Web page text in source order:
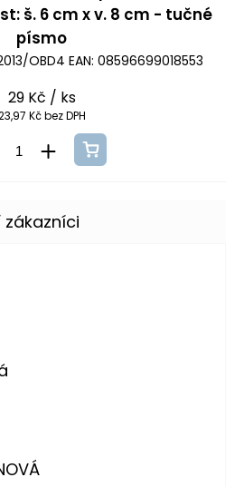
š. 6 cm x v. 8 cm - tučné
písmo
OBD4 EAN: 08596699018553
29 Kč / ks
Kč bez DPH